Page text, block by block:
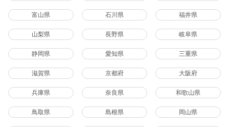
富山県 石川県 福井県
山梨県 長野県 岐阜県
静岡県 愛知県 三重県
滋賀県 京都府 大阪府
兵庫県 奈良県 和歌山県
鳥取県 島根県 岡山県